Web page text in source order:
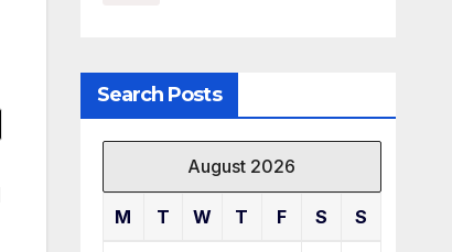
Search Posts
August 2026
M T W T F S S